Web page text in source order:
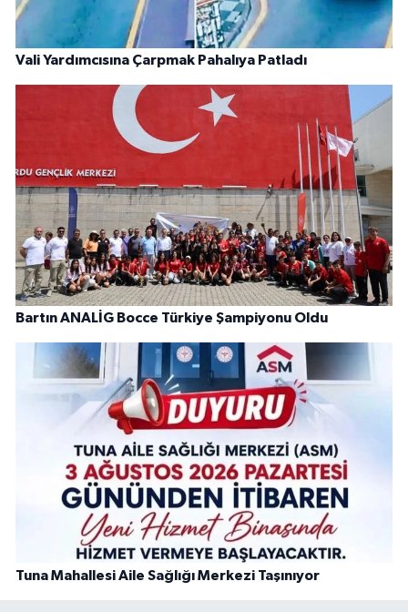
Vali Yardımcısına Çarpmak Pahalıya Patladı
Bartın ANALİG Bocce Türkiye Şampiyonu Oldu
Tuna Mahallesi Aile Sağlığı Merkezi Taşınıyor